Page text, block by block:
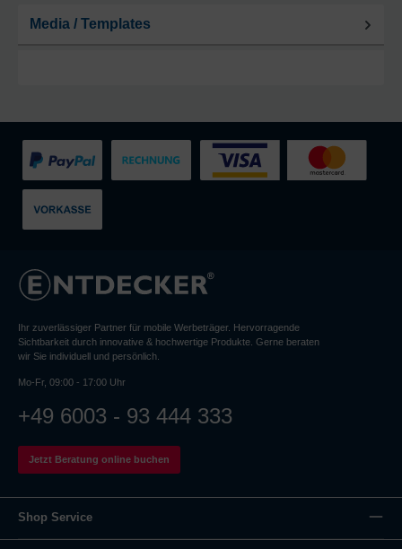
Media / Templates
Ihr zuverlässiger Partner für mobile Werbeträger. Hervorragende
Sichtbarkeit durch innovative & hochwertige Produkte. Gerne beraten
wir Sie individuell und persönlich.
Mo-Fr, 09:00 - 17:00 Uhr
+49 6003 - 93 444 333
Jetzt Beratung online buchen
Shop Service